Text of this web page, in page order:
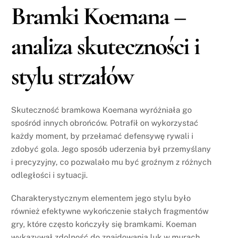
Bramki Koemana –
analiza skuteczności i
stylu strzałów
Skuteczność bramkowa Koemana wyróżniała go
spośród innych obrońców. Potrafił on wykorzystać
każdy moment, by przełamać defensywę rywali i
zdobyć gola. Jego sposób uderzenia był przemyślany
i precyzyjny, co pozwalało mu być groźnym z różnych
odległości i sytuacji.
Charakterystycznym elementem jego stylu było
również efektywne wykończenie stałych fragmentów
gry, które często kończyły się bramkami. Koeman